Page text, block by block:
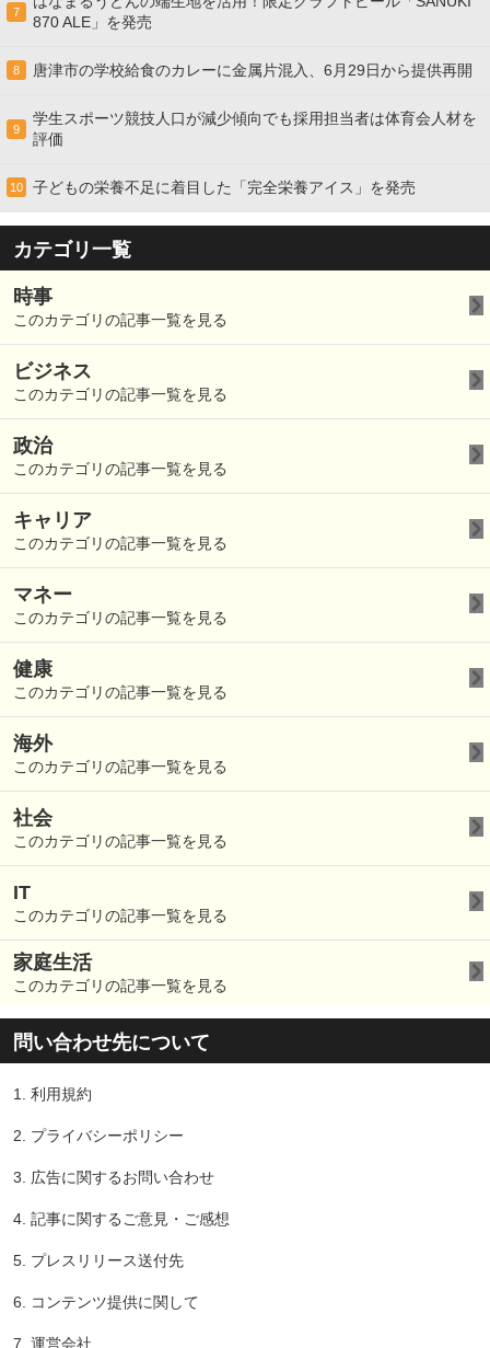
7
870 ALE」を発売
8 唐津市の学校給食のカレーに金属片混入、6月29日から提供再開
9
学生スポーツ競技人口が減少傾向でも採用担当者は体育会人材を
評価
10 子どもの栄養不足に着目した「完全栄養アイス」を発売
カテゴリ一覧
時事
このカテゴリの記事一覧を見る
ビジネス
このカテゴリの記事一覧を見る
政治
このカテゴリの記事一覧を見る
キャリア
このカテゴリの記事一覧を見る
マネー
このカテゴリの記事一覧を見る
健康
このカテゴリの記事一覧を見る
海外
このカテゴリの記事一覧を見る
社会
このカテゴリの記事一覧を見る
IT
このカテゴリの記事一覧を見る
家庭生活
このカテゴリの記事一覧を見る
問い合わせ先について
1. 利用規約
2. プライバシーポリシー
3. 広告に関するお問い合わせ
4. 記事に関するご意見・ご感想
5. プレスリリース送付先
6. コンテンツ提供に関して
7. 運営会社